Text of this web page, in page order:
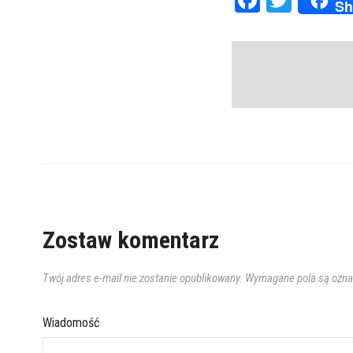
Zostaw komentarz
Twój adres e-mail nie zostanie opublikowany. Wymagane pola są
Wiadomość